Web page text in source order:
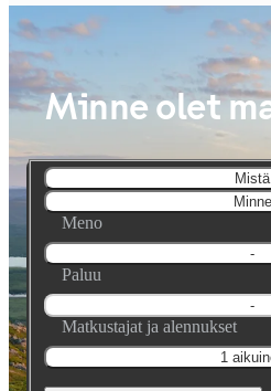
Minne olet
Mistä
Minne
Meno
-
Paluu
-
Matkustajat ja alennukset
1